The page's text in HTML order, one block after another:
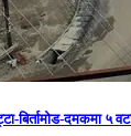
बिर्तामोड-दमकमा ५